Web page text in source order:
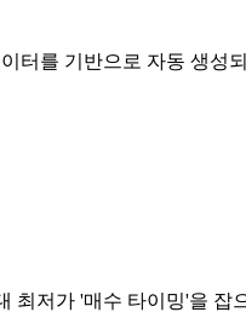
터를 기반으로 자동 생성
최저가 '매수 타이밍'을 잡